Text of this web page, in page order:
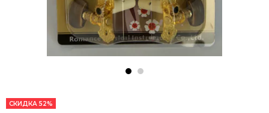
СКИДКА 52%